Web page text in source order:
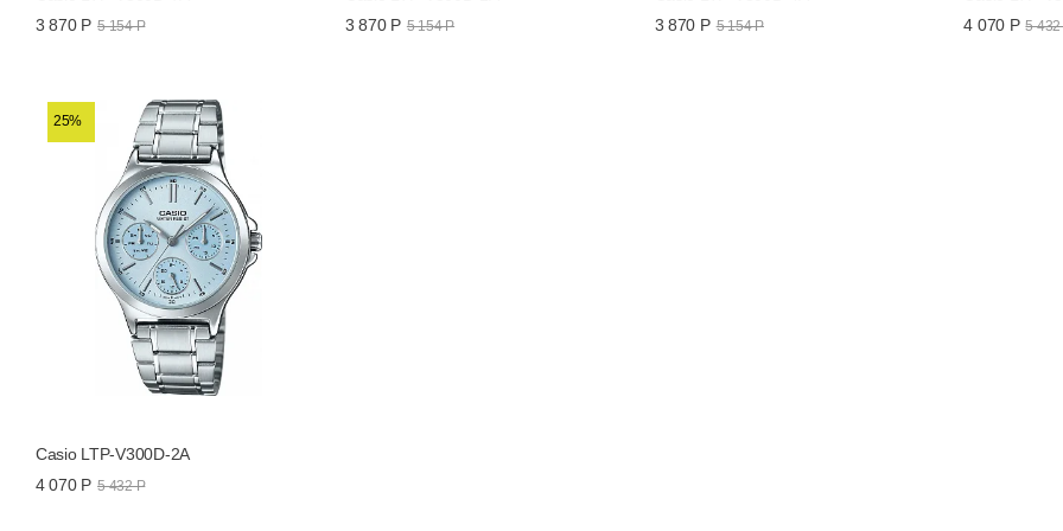
3 870 Р 5 154 Р
3 870 Р 5 154 Р
3 870 Р 5 154 Р
4 070 Р 5
25%
Casio LTP-V300D-2A
4 070 Р 5 432 Р